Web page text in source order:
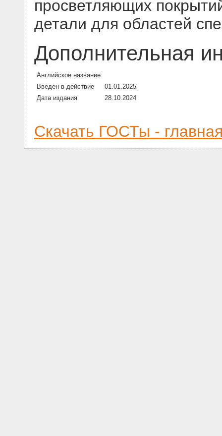
просветляющих
детали для областей
Дополнительная
Английское название
Введен в действие
01.01.2025
Дата издания
28.10.2024
Скачать ГОСТы -